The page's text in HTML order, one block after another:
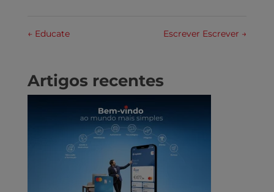
←Educate Escrever Escrever →
Artigos recentes